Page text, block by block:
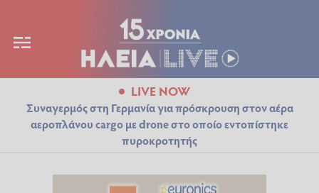
LIVE NOW
Συναγερμός στη Γερμανία για πρόσκρουση στον αέρα
αεροπλάνου cargo με drone στο οποίο εντοπίστηκε
πυροκροτητής